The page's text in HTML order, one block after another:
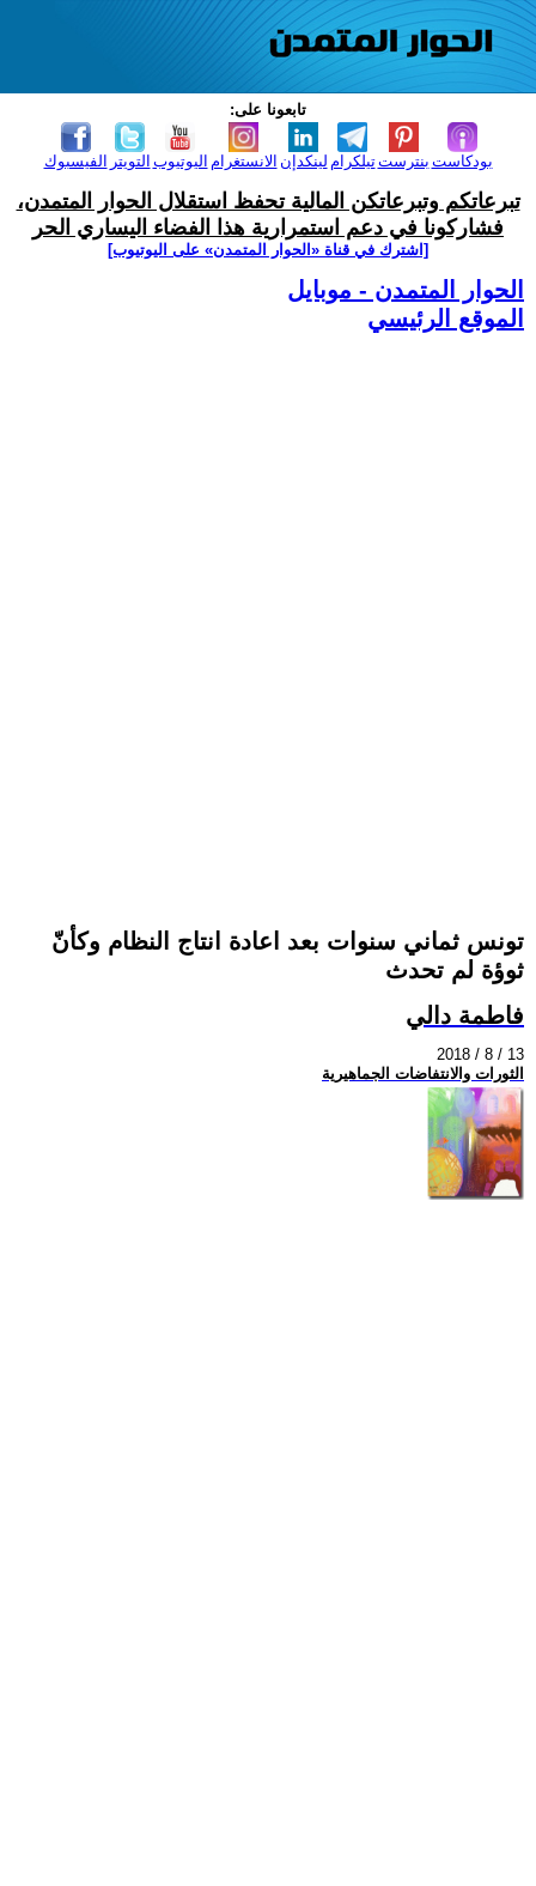
تابعونا على:
الفيسبوك التويتر اليوتيوب الانستغرام لينكدإن تيلكرامبنترست بودكاست
تبرعاتكم وتبرعاتكن المالية تحفظ استقلال الحوار المتمدن،
فشاركونا في دعم استمرارية هذا الفضاء اليساري الحر
[اشترك في قناة ‫«الحوار المتمدن» على اليوتيوب]
الحوار المتمدن - موبايل
الموقع الرئيسي
تونس ثماني سنوات بعد اعادة انتاج النظام وكأنّ
ثوؤة لم تحدث
فاطمة دالي
2018 / 8 / 13
الثورات والانتفاضات الجماهيرية